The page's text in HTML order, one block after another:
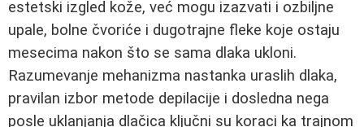
estetski izgled kože, već mogu izazvati i ozbiljne
upale, bolne čvoriće i dugotrajne fleke koje ostaju
mesecima nakon što se sama dlaka ukloni.
Razumevanje mehanizma nastanka uraslih dlaka,
pravilan izbor metode depilacije i dosledna nega
posle uklanjanja dlačica ključni su koraci ka trajnom